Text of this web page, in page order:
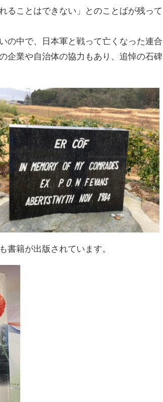
ることはできない」とのことばが残って
の中で、日本軍と戦って亡くなった連合
企業や自治体の協力もあり、追悼の石碑
書籍が出版されています。